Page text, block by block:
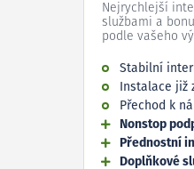
Nejrychlejší
službami a
podle vašeho
Stabilní
Instalace již
Přechod k
Nonstop
Přednostní
Doplňkové